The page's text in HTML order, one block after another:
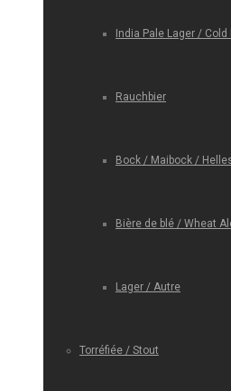
India Pale Lager / Cold
Rauchbier
Bock / Maibock /
Bière de blé / Wheat
Lager / Autre
Torréfiée / Stout